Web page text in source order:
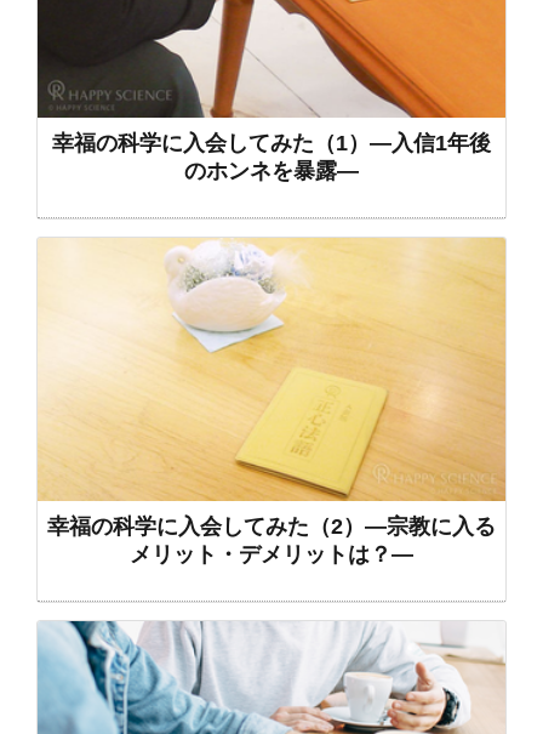
幸福の科学に入会してみた（1）―入信1年後
のホンネを暴露―
幸福の科学に入会してみた（2）―宗教に入る
メリット・デメリットは？―